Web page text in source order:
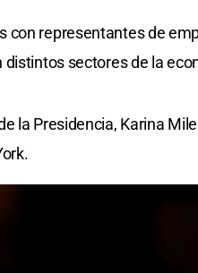
con representantes de
sectores de la
la Presidencia, Karina